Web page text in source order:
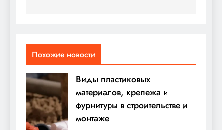
Похожие новости
Виды пластиковых
материалов, крепежа и
фурнитуры в строительстве и
монтаже